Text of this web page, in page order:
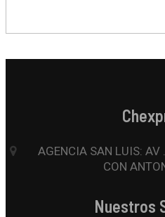
AGENCIA SAN LUIS:
CON
Nuestros